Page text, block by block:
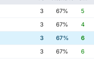
3 67% 5
3 67% 4
3 67% 6
3 67% 6